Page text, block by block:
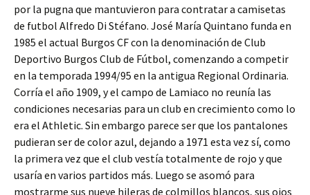
por la pugna que mantuvieron para contratar a camisetas
de futbol Alfredo Di Stéfano. José María Quintano funda en
1985 el actual Burgos CF con la denominación de Club
Deportivo Burgos Club de Fútbol, comenzando a competir
en la temporada 1994/95 en la antigua Regional Ordinaria.
Corría el año 1909, y el campo de Lamiaco no reunía las
condiciones necesarias para un club en crecimiento como lo
era el Athletic. Sin embargo parece ser que los pantalones
pudieran ser de color azul, dejando a 1971 esta vez sí, como
la primera vez que el club vestía totalmente de rojo y que
usaría en varios partidos más. Luego se asomó para
mostrarme sus nueve hileras de colmillos blancos, sus ojos